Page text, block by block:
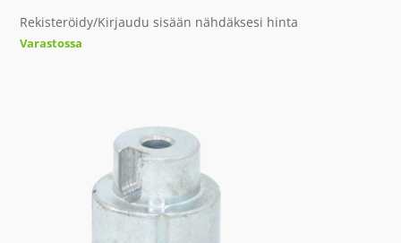
Rekisteröidy/Kirjaudu sisään nähdäksesi hinta
Varastossa